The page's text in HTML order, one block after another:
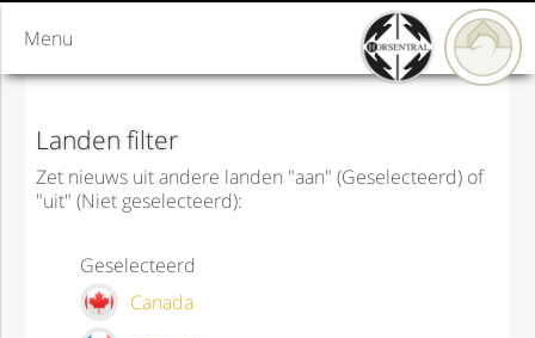
Menu
Landen filter
Zet nieuws uit andere landen "aan" (Geselecteerd) of
"uit" (Niet geselecteerd):
Geselecteerd
Canada